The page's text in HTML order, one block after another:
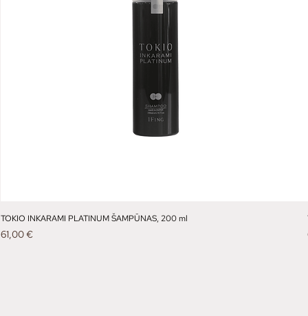
TOKIO INKARAMI PLATINUM ŠAMPŪNAS, 200 ml
Kaina
61,00 €